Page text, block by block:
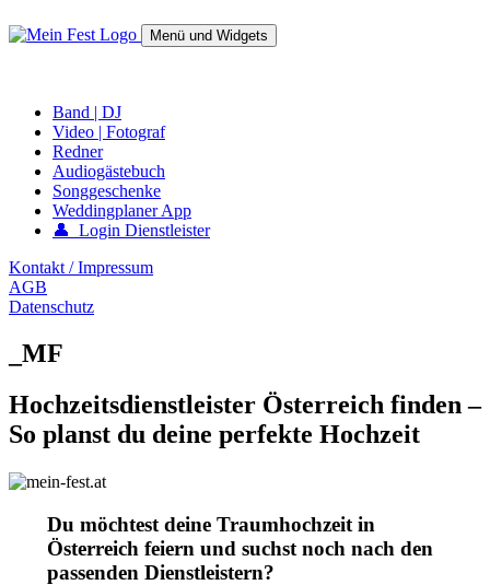
zum
Menü und Widgets
Band | DJ
Video | Fotograf
Redner
Audiogästebuch
Songgeschenke
Weddingplaner App
👤 Login Dienstleister
Kontakt / Impressum
AGB
Datenschutz
_MF
Hochzeitsdienstleister Österreich finden –
So planst du deine perfekte Hochzeit
Du möchtest deine Traumhochzeit in
Österreich feiern und suchst noch nach den
passenden Dienstleistern?